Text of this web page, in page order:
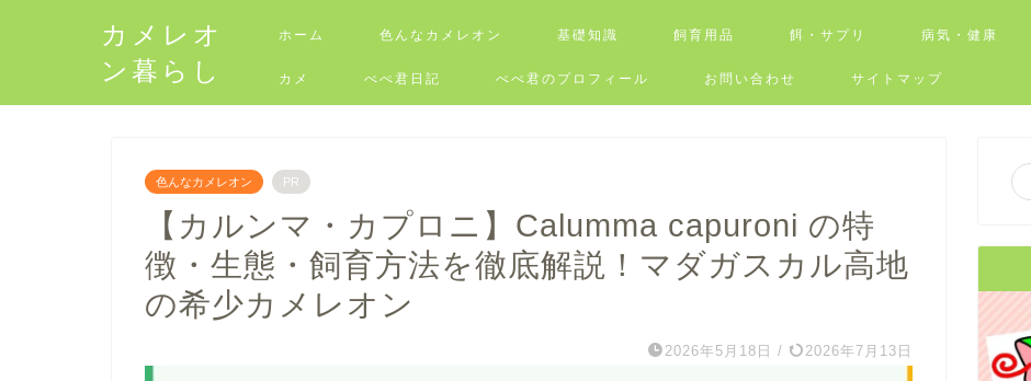
カメレオ
ン暮らし
ホーム 色んなカメレオン 基礎知識 飼育用品 餌・サプリ 病気・健康
カメ ぺぺ君日記 ぺぺ君のプロフィール お問い合わせ サイトマップ
色んなカメレオン PR
【カルンマ・カプロニ】Calumma capuroni の特
徴・生態・飼育方法を徹底解説！マダガスカル高地
の希少カメレオン
2026年5月18日 / 2026年7月13日